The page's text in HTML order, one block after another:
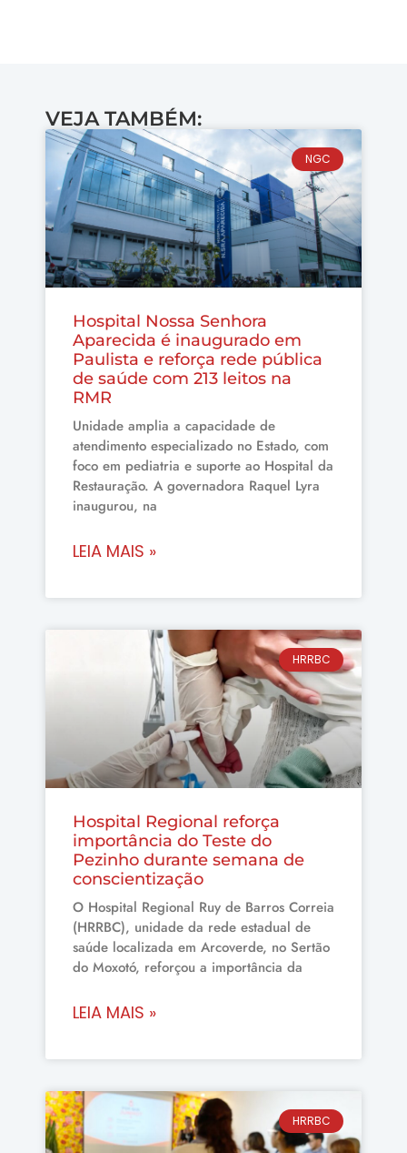
VEJA TAMBÉM:
NGC
Hospital Nossa Senhora
Aparecida é inaugurado em
Paulista e reforça rede pública
de saúde com 213 leitos na
RMR
Unidade amplia a capacidade de
atendimento especializado no Estado, com
foco em pediatria e suporte ao Hospital da
Restauração. A governadora Raquel Lyra
inaugurou, na
LEIA MAIS »
HRRBC
Hospital Regional reforça
importância do Teste do
Pezinho durante semana de
conscientização
O Hospital Regional Ruy de Barros Correia
(HRRBC), unidade da rede estadual de
saúde localizada em Arcoverde, no Sertão
do Moxotó, reforçou a importância da
LEIA MAIS »
HRRBC